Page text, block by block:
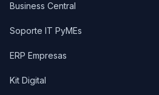
Business Central
Soporte IT PyMEs
ERP Empresas
Kit Digital